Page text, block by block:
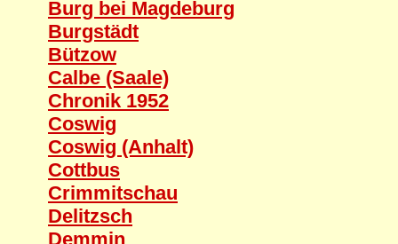
Burg bei Magdeburg
Burgstädt
Bützow
Calbe (Saale)
Chronik 1952
Coswig
Coswig (Anhalt)
Cottbus
Crimmitschau
Delitzsch
Demmin